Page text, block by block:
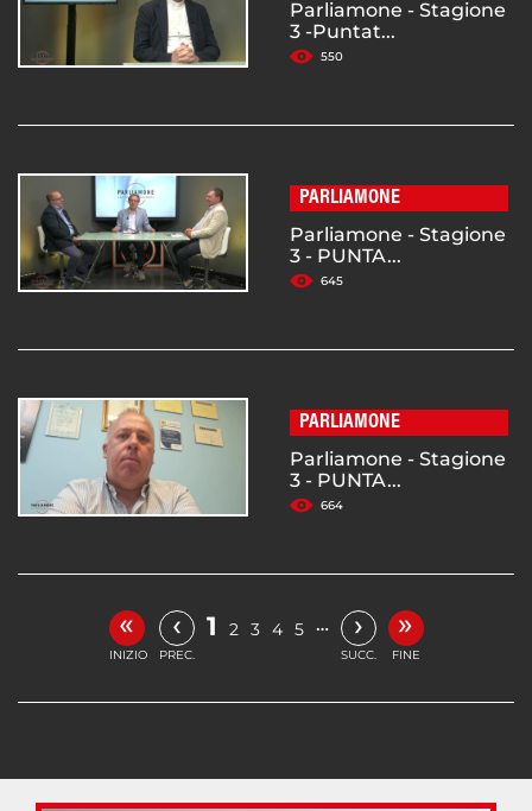
Parliamone - Stagione
3 -Puntat...
550
PARLIAMONE
Parliamone - Stagione
3 - PUNTA...
645
PARLIAMONE
Parliamone - Stagione
3 - PUNTA...
664
«
INIZIO
‹
PREC.
1 2 3 4 5 … ›
SUCC.
»
FINE